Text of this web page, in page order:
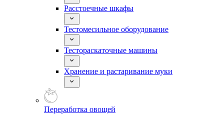
Расстоечные шкафы
Тестомесильное оборудование
Тестораскаточные машины
Хранение и растаривание муки
Переработка овощей